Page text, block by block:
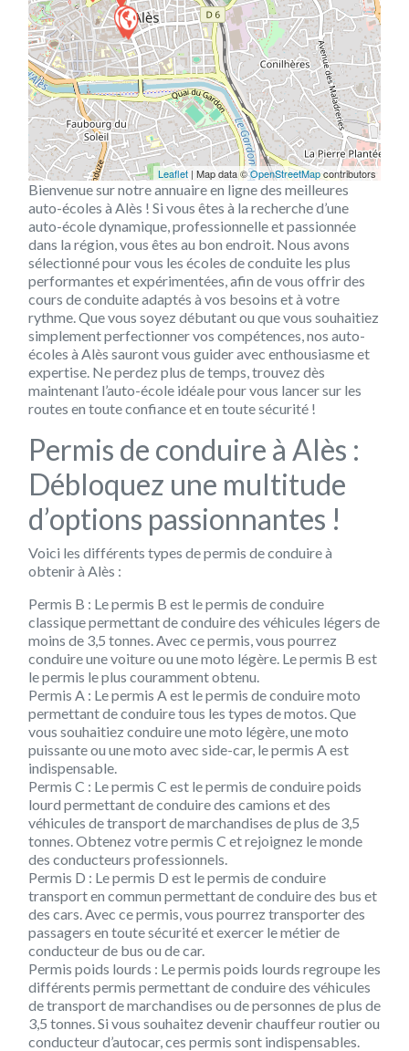
Leaflet | Map data ©OpenStreetMapcontributors
Bienvenue sur notre annuaire en ligne des meilleures
auto-écoles à Alès ! Si vous êtes à la recherche d’une
auto-école dynamique, professionnelle et passionnée
dans la région, vous êtes au bon endroit. Nous avons
sélectionné pour vous les écoles de conduite les plus
performantes et expérimentées, afin de vous offrir des
cours de conduite adaptés à vos besoins et à votre
rythme. Que vous soyez débutant ou que vous souhaitiez
simplement perfectionner vos compétences, nos auto-
écoles à Alès sauront vous guider avec enthousiasme et
expertise. Ne perdez plus de temps, trouvez dès
maintenant l’auto-école idéale pour vous lancer sur les
routes en toute confiance et en toute sécurité !
Permis de conduire à Alès :
Débloquez une multitude
d’options passionnantes !
Voici les différents types de permis de conduire à
obtenir à Alès :
Permis B : Le permis B est le permis de conduire
classique permettant de conduire des véhicules légers de
moins de 3,5 tonnes. Avec ce permis, vous pourrez
conduire une voiture ou une moto légère. Le permis B est
le permis le plus couramment obtenu.
Permis A : Le permis A est le permis de conduire moto
permettant de conduire tous les types de motos. Que
vous souhaitiez conduire une moto légère, une moto
puissante ou une moto avec side-car, le permis A est
indispensable.
Permis C : Le permis C est le permis de conduire poids
lourd permettant de conduire des camions et des
véhicules de transport de marchandises de plus de 3,5
tonnes. Obtenez votre permis C et rejoignez le monde
des conducteurs professionnels.
Permis D : Le permis D est le permis de conduire
transport en commun permettant de conduire des bus et
des cars. Avec ce permis, vous pourrez transporter des
passagers en toute sécurité et exercer le métier de
conducteur de bus ou de car.
Permis poids lourds : Le permis poids lourds regroupe les
différents permis permettant de conduire des véhicules
de transport de marchandises ou de personnes de plus de
3,5 tonnes. Si vous souhaitez devenir chauffeur routier ou
conducteur d’autocar, ces permis sont indispensables.